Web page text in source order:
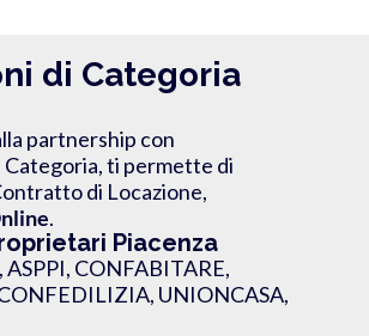
di Categoria
partnership con
Categoria, ti permette di
di Locazione,
.
Piacenza
ASPPI, CONFABITARE,
UNIONCASA,